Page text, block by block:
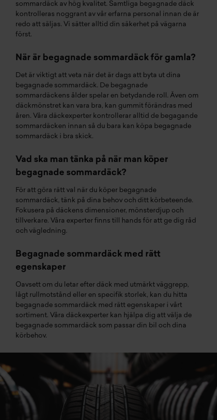
sommardäck av hög kvalitet. Samtliga begagnade däck
kontrolleras noggrant av vår erfarna personal innan de är
redo att säljas. Vi sätter alltid din säkerhet på vägarna
först.
När är begagnade sommardäck för gamla?
Det är viktigt att veta när det är dags att byta ut dina
begagnade sommardäck. De begagnade
sommardäckens ålder spelar en betydande roll. Även om
däckmönstret kan vara bra, kan gummit förändras med
åren. Våra däckexperter kontrollerar alltid de begagande
sommardäcken innan så du bara kan köpa begagnade
sommardäck i bra skick.
Vad ska man tänka på när man köper
begagnade sommardäck?
För att göra rätt val när du köper begagnade
sommardäck, tänk på dina behov och ditt körbeteende.
Fokusera på däckens dimensioner, mönsterdjup och
tillverkare. Våra experter finns till hands för att ge dig råd
och vägledning.
Begagnade sommardäck med rätt
egenskaper
Oavsett om du letar efter däck med utmärkt väggrepp,
lågt rullmotstånd eller en specifik storlek, kan du hitta
begagnade sommardäck med rätt egenskaper i vårt
sortiment. Våra däckexperter kan hjälpa dig att välja de
begagnade sommardäck som passar din bil och dina
körbehov.